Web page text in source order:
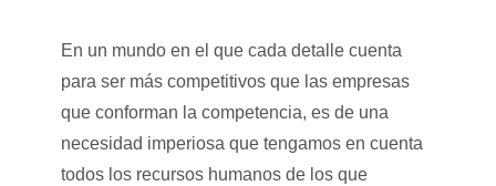
En un mundo en el que cada detalle cuenta
para ser más competitivos que las empresas
que conforman la competencia, es de una
necesidad imperiosa que tengamos en cuenta
todos los recursos humanos de los que